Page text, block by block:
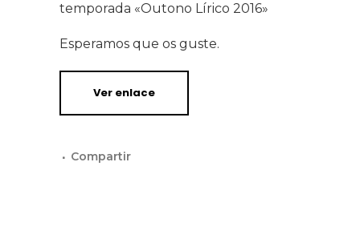
temporada «Outono Lírico 2016»
Esperamos que os guste.
Ver enlace